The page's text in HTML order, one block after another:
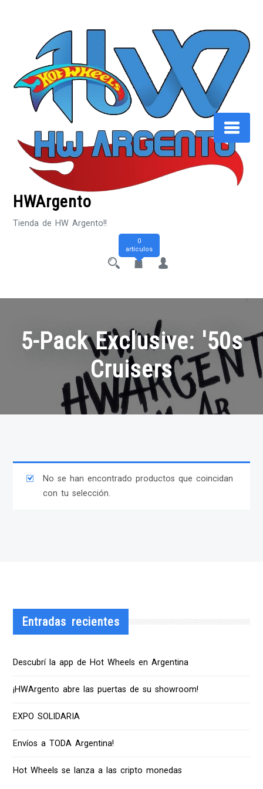
HWArgento
Tienda de HW Argento!!
0
artículos
5-Pack Exclusive: '50s
Cruisers
No se han encontrado productos que coincidan
con tu selección.
Entradas recientes
Descubrí la app de Hot Wheels en Argentina
¡HWArgento abre las puertas de su showroom!
EXPO SOLIDARIA
Envíos a TODA Argentina!
Hot Wheels se lanza a las cripto monedas